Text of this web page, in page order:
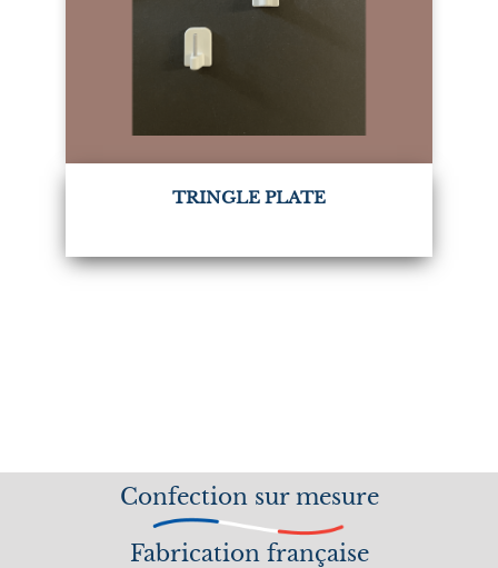
TRINGLE PLATE
Confection sur mesure
Fabrication française